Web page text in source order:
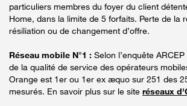
particuliers membres du foyer du client
Home, dans la limite de 5 forfaits. Perte de la
résiliation ou de changement d’offre.
Réseau mobile N°1 : Selon l’enquête
de la qualité de service des opérateurs
Orange est 1er ou 1er ex æquo sur 251 des
mesurés. En savoir plus sur le site réseaux